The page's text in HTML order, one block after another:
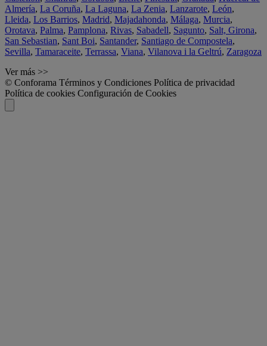
Almería, La Coruña, La Laguna, La Zenia, Lanzarote, León,
Lleida, Los Barrios, Madrid, Majadahonda, Málaga, Murcia,
Orotava, Palma, Pamplona, Rivas, Sabadell, Sagunto, Salt, Girona,
San Sebastian, Sant Boi, Santander, Santiago de Compostela,
Sevilla, Tamaraceite, Terrassa, Viana, Vilanova i la Geltrú, Zaragoza
Ver más >>
© Conforama Términos y Condiciones Política de privacidad
Política de cookies Configuración de Cookies